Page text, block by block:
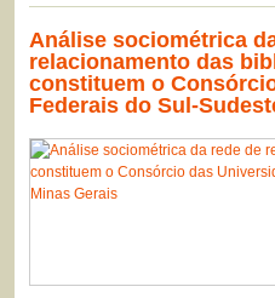
Análise sociométrica
relacionamento das
constituem o
Federais do Sul-